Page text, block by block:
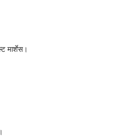
मार्शेस।